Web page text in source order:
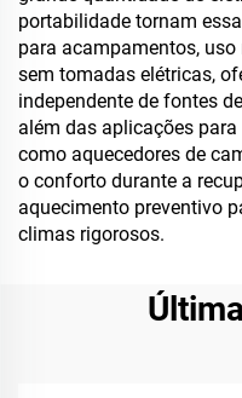
portabilidade tornam
para acampamentos,
sem tomadas elétricas,
independente de fontes
além das aplicações
como aquecedores de
o conforto durante a
aquecimento preventivo
climas rigorosos.